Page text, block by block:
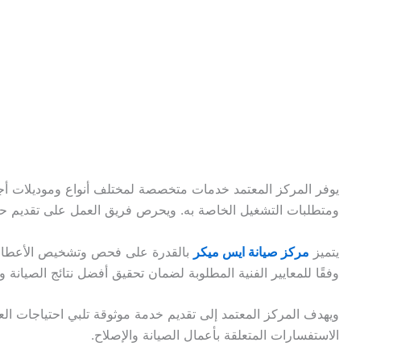
يوفر المركز المعتمد خدمات متخصصة لمختلف أنواع وموديلات
ومتطلبات التشغيل الخاصة به. ويحرص فريق العمل على تقديم
يتميز مركز صيانة ايس ميكر بالقدرة على فحص وتشخيص
وفقًا للمعايير الفنية المطلوبة لضمان تحقيق أفضل نتائج
ويهدف المركز المعتمد إلى تقديم خدمة موثوقة تلبي احتياجات
الاستفسارات المتعلقة بأعمال الصيانة والإصلاح.